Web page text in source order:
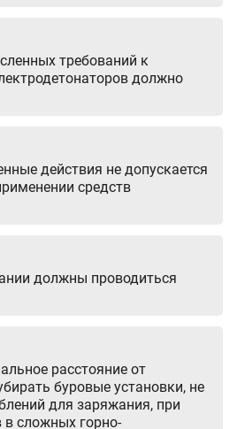
требований к
должно
действия не допускается
средств
должны проводиться
расстояние от
буровые установки, не
для заряжания, при
сложных горно-